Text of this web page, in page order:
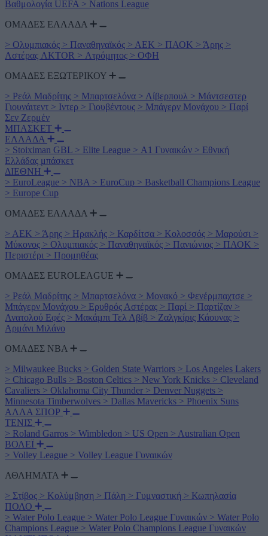
Βαθμολογία UEFA > Nations League
ΟΜΑΔΕΣ ΕΛΛΑΔΑ
> Ολυμπιακός > Παναθηναϊκός > ΑΕΚ > ΠΑΟΚ > Άρης >
Αστέρας AKTOR > Ατρόμητος > ΟΦΗ
ΟΜΑΔΕΣ ΕΞΩΤΕΡΙΚΟΥ
> Ρεάλ Μαδρίτης > Μπαρτσελόνα > Λίβερπουλ > Μάντσεστερ
Γιουνάιτεντ > Ιντερ > Γιουβέντους > Μπάγερν Μονάχου > Παρί
Σεν Ζερμέν
ΜΠΑΣΚΕΤ
ΕΛΛΑΔΑ
> Stoiximan GBL > Elite League > Α1 Γυναικών > Εθνική
Ελλάδας μπάσκετ
ΔΙΕΘΝΗ
> EuroLeague > NBA > EuroCup > Basketball Champions League
> Europe Cup
ΟΜΑΔΕΣ ΕΛΛΑΔΑ
> ΑΕΚ > Άρης > Ηρακλής > Καρδίτσα > Κολοσσός > Μαρούσι >
Μύκονος > Ολυμπιακός > Παναθηναϊκός > Πανιώνιος > ΠΑΟΚ >
Περιστέρι > Προμηθέας
ΟΜΑΔΕΣ EUROLEAGUE
> Ρεάλ Μαδρίτης > Μπαρτσελόνα > Μονακό > Φενέρμπαχτσε >
Μπάγερν Μονάχου > Ερυθρός Αστέρας > Παρί > Παρτίζαν >
Ανατολού Εφές > Μακάμπι Τελ Αβίβ > Ζαλγκίρις Κάουνας >
Αρμάνι Μιλάνο
ΟΜΑΔΕΣ ΝΒΑ
> Milwaukee Bucks > Golden State Warriors > Los Angeles Lakers
> Chicago Bulls > Boston Celtics > New York Knicks > Cleveland
Cavaliers > Oklahoma City Thunder > Denver Nuggets >
Minnesota Timberwolves > Dallas Mavericks > Phoenix Suns
ΑΛΛΑ ΣΠΟΡ
ΤΕΝΙΣ
> Roland Garros > Wimbledon > US Open > Australian Open
ΒΟΛΕΪ
> Volley League > Volley League Γυναικών
ΑΘΛΗΜΑΤΑ
> Στίβος > Κολύμβηση > Πάλη > Γυμναστική > Κωπηλασία
ΠΟΛΟ
> Water Polo League > Water Polo League Γυναικών > Water Polo
Champions League > Water Polo Champions League Γυναικών